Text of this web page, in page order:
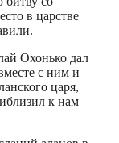
в царстве
Охонько дал
с ним и
царя,
к нам